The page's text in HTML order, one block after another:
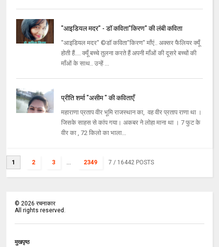
"आइडियल मदर" - डॉ कविता"किरण" की लंबी कविता
"आइडियल मदर" ©डॉ कविता"किरण" माँएं.. अक्सर फैलियर क्यूँ
होती हैं.... क्यूँ बच्चे तुलना करते हैं अपनी माँओं की दूसरे बच्चों की
माँओं के साथ.. उन्हें ...
प्रीति शर्मा "असीम " की कविताएँ
महाराणा प्रताप वीर भूमि राजस्थान का, वह वीर प्रताप राणा था ।
जिसके साहस से कांप गया। अकबर ने लोहा माना था । 7 फुट के
वीर का , 72 किलो का भाला...
1 2 3 ... 2349 7 / 16442 POSTS
©2026 रचनाकार
All rights reserved.
मुखपृष्ठ